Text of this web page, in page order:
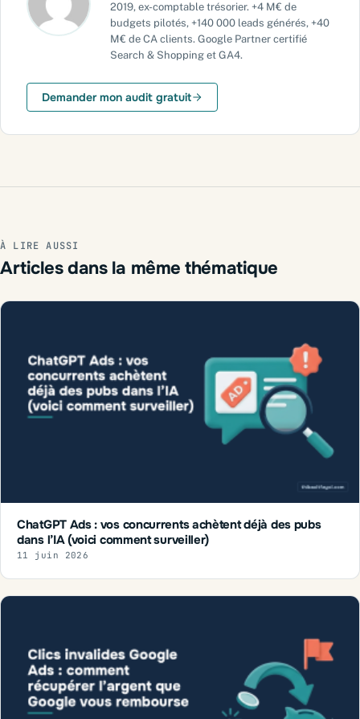
2019, ex-comptable trésorier. +4 M€ de
budgets pilotés, +140 000 leads générés, +40
M€ de CA clients. Google Partner certifié
Search & Shopping et GA4.
Demander mon audit gratuit
À LIRE AUSSI
Articles dans la même thématique
ChatGPT Ads : vos concurrents achètent déjà des pubs
dans l’IA (voici comment surveiller)
11 juin 2026